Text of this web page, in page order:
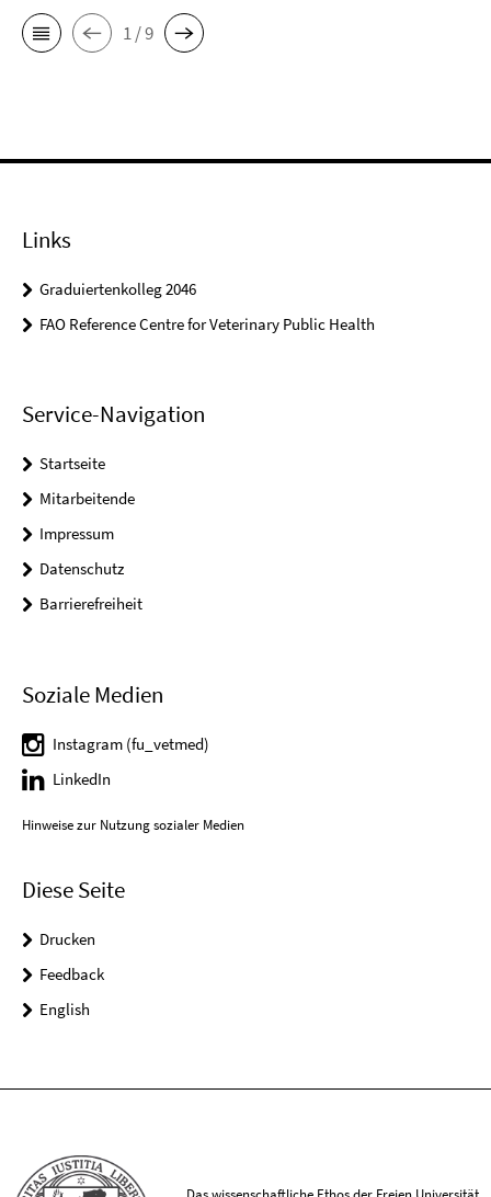
1 / 9
Links
Graduiertenkolleg 2046
FAO Reference Centre for Veterinary Public Health
Service-Navigation
Startseite
Mitarbeitende
Impressum
Datenschutz
Barrierefreiheit
Soziale Medien
Instagram (fu_vetmed)
LinkedIn
Hinweise zur Nutzung sozialer Medien
Diese Seite
Drucken
Feedback
English